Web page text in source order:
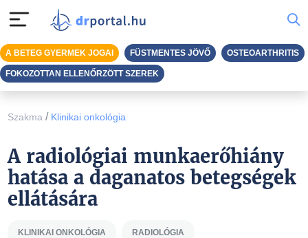
Szakma / Klinikai onkológia
A radiológiai munkaerőhiány
hatása a daganatos betegségek
ellátására
KLINIKAI ONKOLÓGIA RADIOLÓGIA
A BETEG GYERMEK JOGAI FÜSTMENTES JÖVŐ OSTEOARTHRITIS
FOKOZOTTAN ELLENŐRZÖTT SZEREK